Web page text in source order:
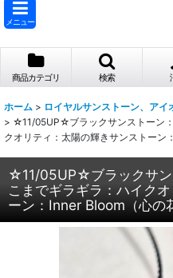
メニュー
商品カテゴリ 検索
ホーム > ロイヤルサンストーン、ア
> ☆11/05UP☆ブラックサンストーン
クオリティ：太陽の輝きサンストーン
☆11/05UP☆ブラックサン
こまでギラギラ：ハイク
ーン：Inner Bloom（心の